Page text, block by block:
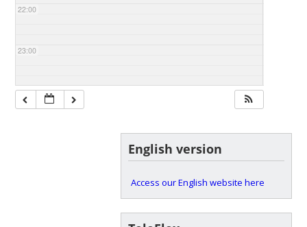
22:00
23:00
English version
Access our English website here